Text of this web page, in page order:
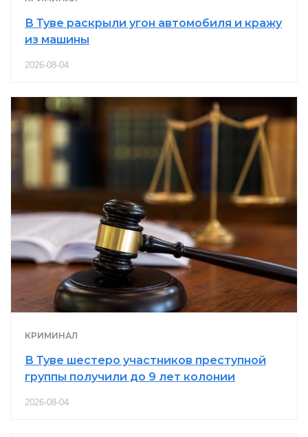
В Туве раскрыли угон автомобиля и кражу
из машины
2026-08-04
КРИМИНАЛ
В Туве шестеро участников преступной
группы получили до 9 лет колонии
2026-08-04